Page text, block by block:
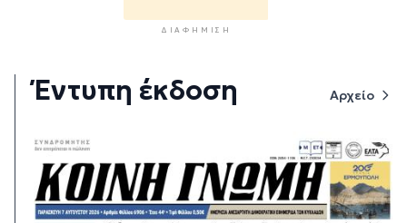
ΔΙΑΦΉΜΙΣΗ
Έντυπη έκδοση Αρχείο